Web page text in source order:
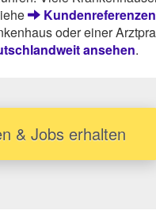
oder einer
ansehen.
& Jobs erhalten